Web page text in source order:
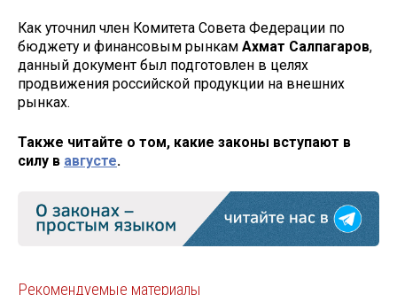
Как уточнил член Комитета Совета Федерации по
бюджету и финансовым рынкам Ахмат Салпагаров,
данный документ был подготовлен в целях
продвижения российской продукции на внешних
рынках.
Также читайте о том, какие законы вступают в
силу в августе.
Рекомендуемые материалы